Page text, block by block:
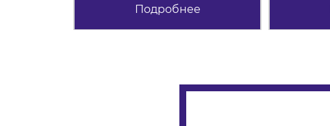
Подробнее